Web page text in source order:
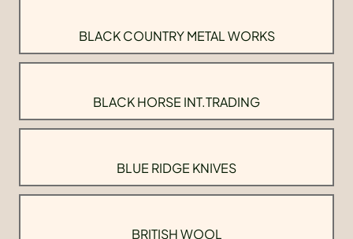
BLACK COUNTRY METAL WORKS
BLACK HORSE INT.TRADING
BLUE RIDGE KNIVES
BRITISH WOOL